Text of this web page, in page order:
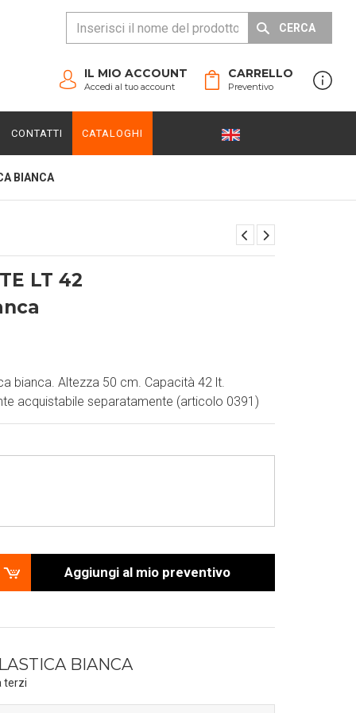
CERCA
CARRELLO
Preventivo
IL MIO ACCOUNT
Accedi al tuo account
CONTATTI CATALOGHI
BIANCA
LT 42
bianca. Altezza 50 cm. Capacità 42 lt.
acquistabile separatamente (articolo 0391)
Aggiungi al mio preventivo
BIANCA
terzi